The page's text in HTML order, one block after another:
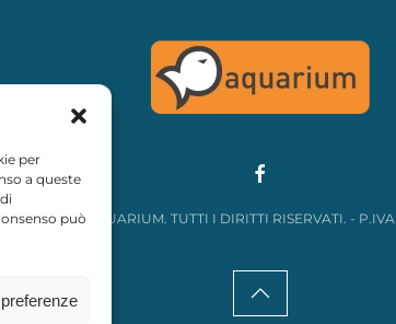
per
a queste
può
©2026AQUARIUM. TUTTI I DIRITTI RISERVATI. - P.IVA